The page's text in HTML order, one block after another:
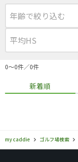
0〜0件／0件
新着順
my caddie ゴルフ場検索